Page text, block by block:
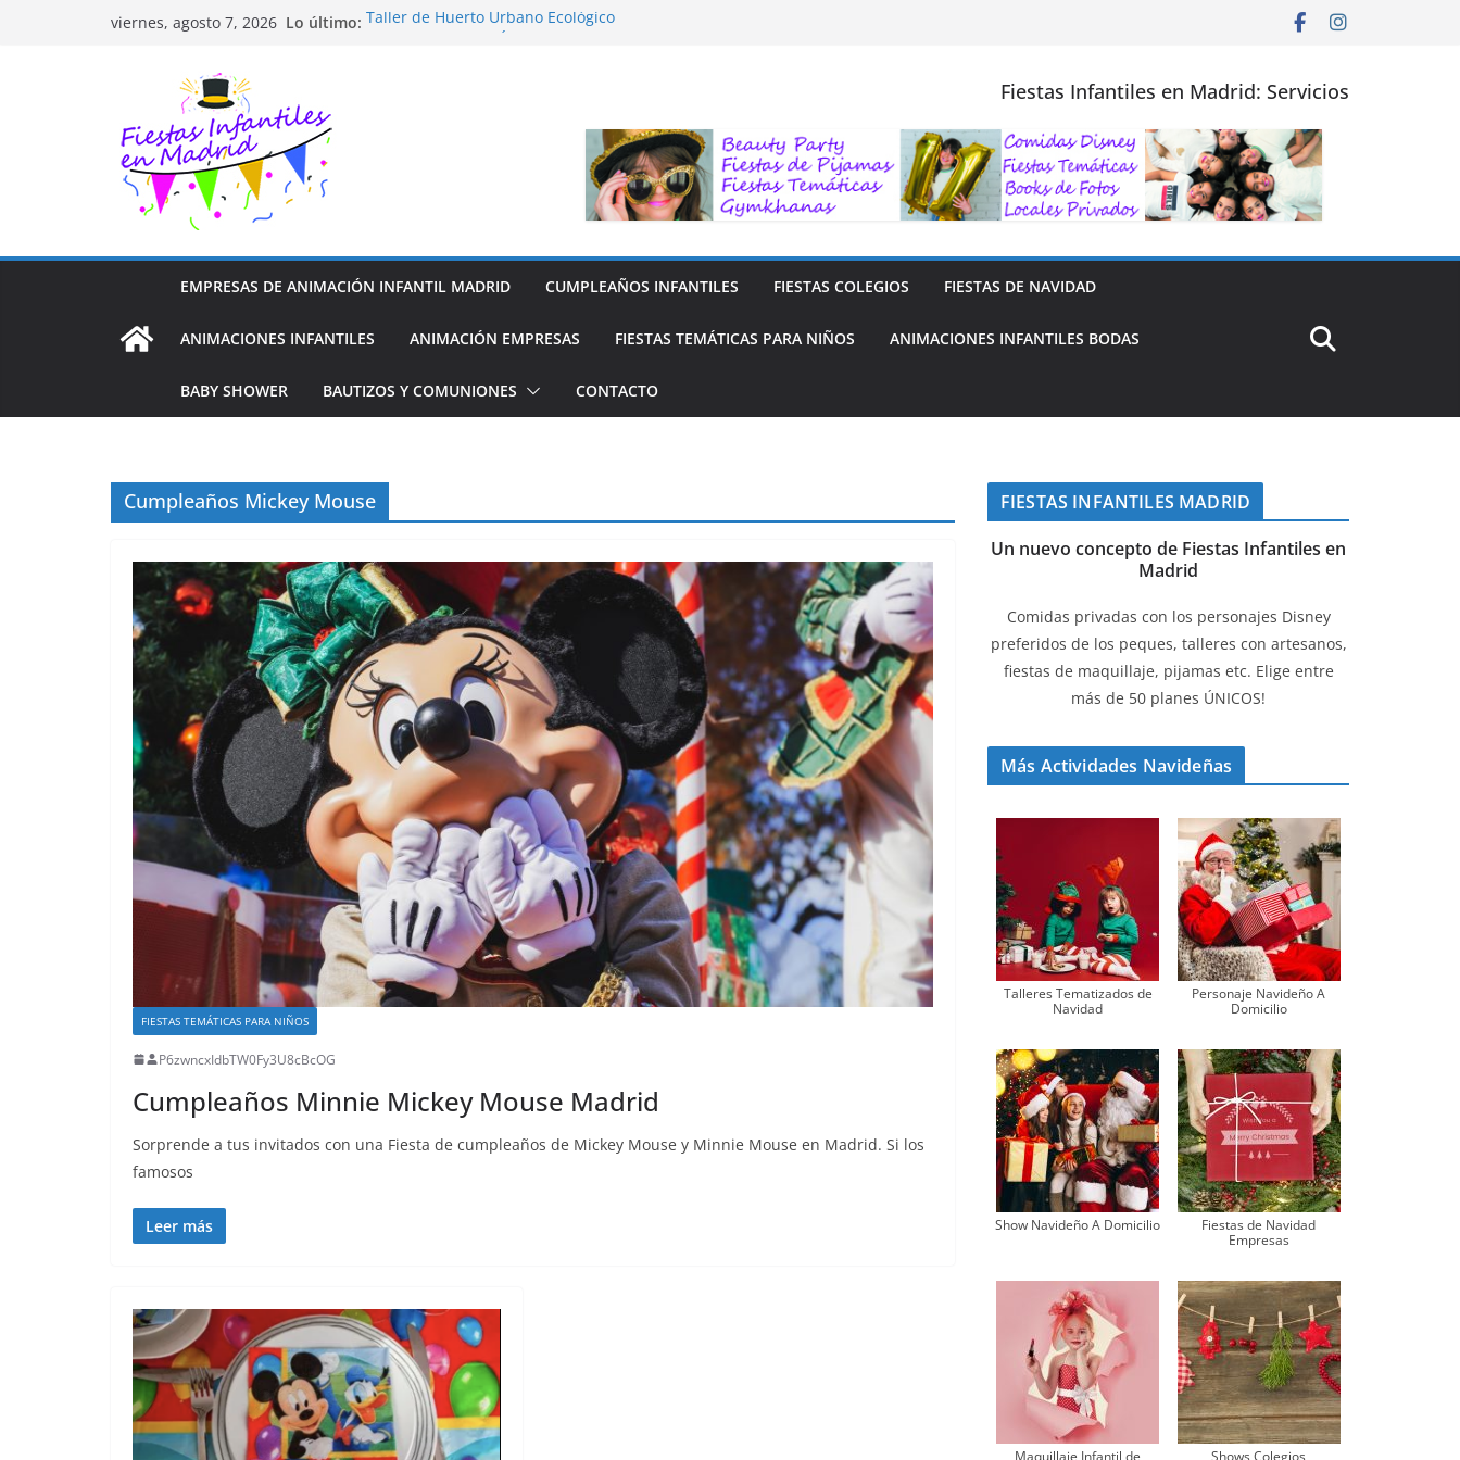
viernes, agosto 7, 2026 Lo último: Taller de Huerto Urbano Ecológico
Fiestas Infantiles en Madrid: Servicios
EMPRESAS DE ANIMACIÓN INFANTIL MADRID CUMPLEAÑOS INFANTILES FIESTAS COLEGIOS FIESTAS DE NAVIDAD
ANIMACIONES INFANTILES ANIMACIÓN EMPRESAS FIESTAS TEMÁTICAS PARA NIÑOS ANIMACIONES INFANTILES BODAS
BABY SHOWER BAUTIZOS Y COMUNIONES CONTACTO
Cumpleaños Mickey Mouse
FIESTAS TEMÁTICAS PARA NIÑOS
P6zwncxIdbTW0Fy3U8cBcOG
Cumpleaños Minnie Mickey Mouse Madrid
Sorprende a tus invitados con una Fiesta de cumpleaños de Mickey Mouse y Minnie Mouse en Madrid. Si los
famosos
Leer más
FIESTAS INFANTILES MADRID
Un nuevo concepto de Fiestas Infantiles en
Madrid
Comidas privadas con los personajes Disney
preferidos de los peques, talleres con artesanos,
fiestas de maquillaje, pijamas etc. Elige entre
más de 50 planes ÚNICOS!
Más Actividades Navideñas
Talleres Tematizados de
Navidad
Personaje Navideño A
Domicilio
Show Navideño A Domicilio
Fiestas de Navidad
Empresas
Maquillaje Infantil de Shows Colegios